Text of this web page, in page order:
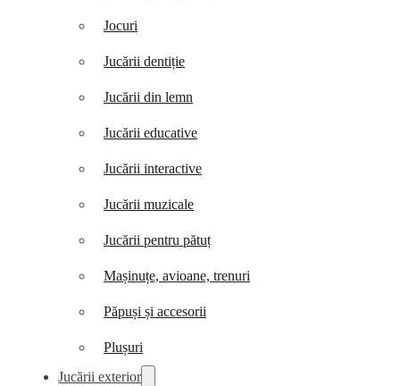
Jocuri
Jucării dentiție
Jucării din lemn
Jucării educative
Jucării interactive
Jucării muzicale
Jucării pentru pătuț
Mașinuțe, avioane, trenuri
Păpuși și accesorii
Plușuri
Jucării exterior